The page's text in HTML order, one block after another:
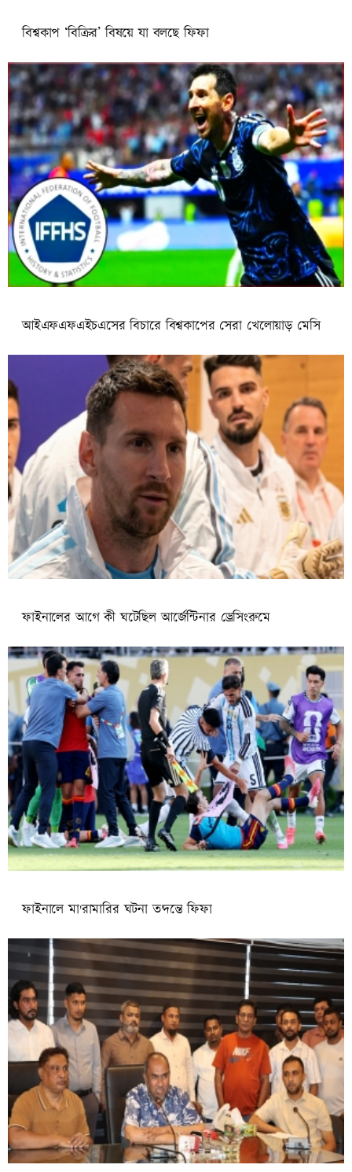
বিশ্বকাপ ‘বিক্রির’ বিষয়ে যা বলছে ফিফা
আইএফএফএইচএসের বিচারে বিশ্বকাপের সেরা খেলোয়াড় মেসি
ফাইনালের আগে কী ঘটেছিল আর্জেন্টিনার ড্রেসিংরুমে
ফাইনালে মা'রামারির ঘটনা ত'দন্তে ফিফা